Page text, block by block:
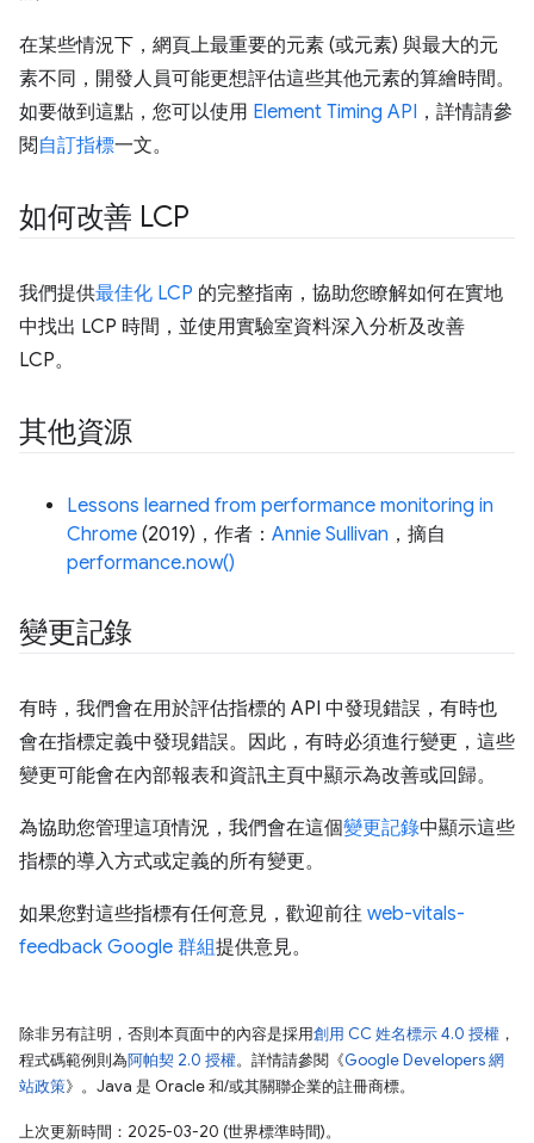
在某些情況下，網頁上最重要的元素 (或元素) 與最大的元
素不同，開發人員可能更想評估這些其他元素的算繪時間。
如要做到這點，您可以使用 Element Timing API ，詳情請參
閱自訂指標一文。
如何改善 LCP
我們提供最佳化 LCP 的完整指南，協助您瞭解如何在實地
中找出 LCP 時間，並使用實驗室資料深入分析及改善
LCP。
其他資源
Lessons learned from performance monitoring in
Chrome (2019)，作者： Annie Sullivan ，摘自
performance.now()
變更記錄
有時，我們會在用於評估指標的 API 中發現錯誤，有時也
會在指標定義中發現錯誤。因此，有時必須進行變更，這些
變更可能會在內部報表和資訊主頁中顯示為改善或回歸。
為協助您管理這項情況，我們會在這個變更記錄中顯示這些
指標的導入方式或定義的所有變更。
如果您對這些指標有任何意見，歡迎前往 web-vitals-
feedback Google 群組提供意見。
除非另有註明，否則本頁面中的內容是採用創用 CC 姓名標示 4.0 授權 ，
程式碼範例則為阿帕契 2.0 授權。詳情請參閱《Google Developers 網
站政策》。Java 是 Oracle 和/或其關聯企業的註冊商標。
上次更新時間：2025-03-20 (世界標準時間)。